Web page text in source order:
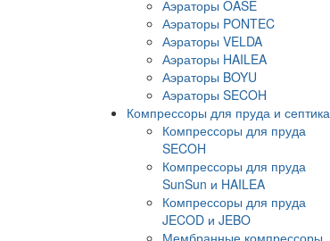
Аэраторы OASE
Аэраторы PONTEC
Аэраторы VELDA
Аэраторы HAILEA
Аэраторы BOYU
Аэраторы SECOH
Компрессоры для пруда и септика
Компрессоры для пруда
SECOH
Компрессоры для пруда
SunSun и HAILEA
Компрессоры для пруда
JECOD и JEBO
Мембранные компрессоры